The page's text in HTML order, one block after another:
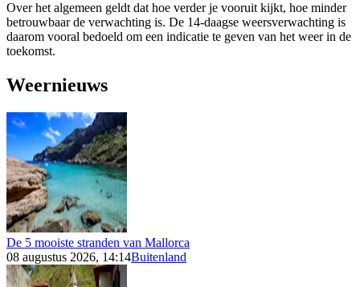
Over het algemeen geldt dat hoe verder je vooruit kijkt, hoe minder
betrouwbaar de verwachting is. De 14-daagse weersverwachting is
daarom vooral bedoeld om een indicatie te geven van het weer in de
toekomst.
Weernieuws
De 5 mooiste stranden van Mallorca
08 augustus 2026, 14:14Buitenland